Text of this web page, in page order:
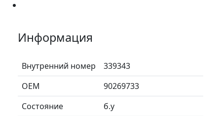
Информация
Внутренний номер
339343
ОЕМ
90269733
Состояние
б.у